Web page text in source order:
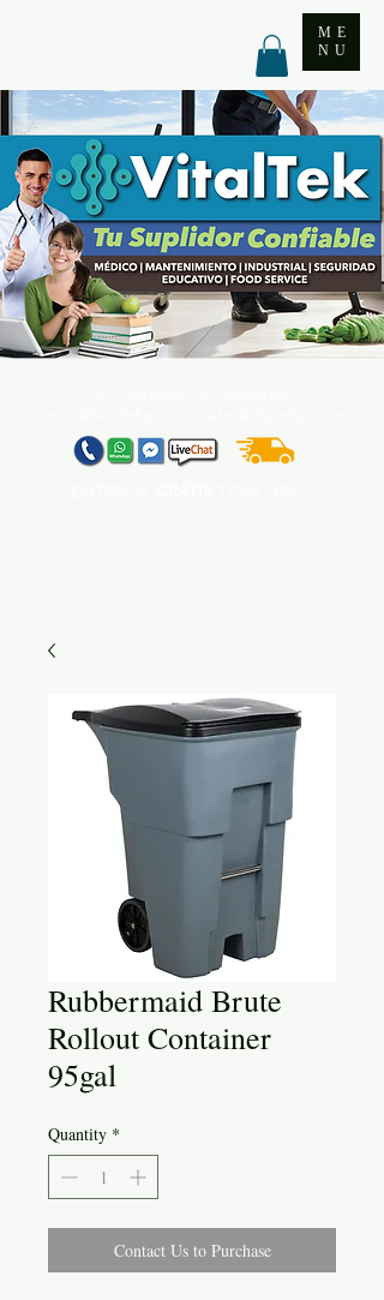
ME
NU
Rubbermaid Brute
Rollout Container
95gal
Quantity *
Contact Us to Purchase